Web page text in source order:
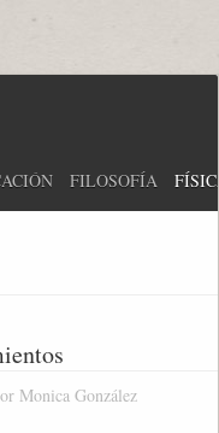
FILOSOFÍA
Monica González